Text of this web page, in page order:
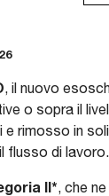
, il nuovo
o sopra il
rimosso in
flusso di lavoro.
II*, che